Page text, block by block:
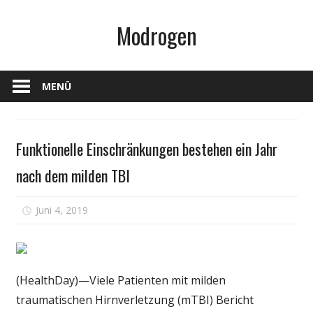
Modrogen
MENÜ
Gesundheit
Funktionelle Einschränkungen bestehen ein Jahr
nach dem milden TBI
Juni 4, 2019
Jahr
(HealthDay)—Viele Patienten mit milden
traumatischen Hirnverletzung (mTBI) Bericht